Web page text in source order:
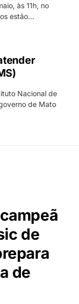
às 11h, no
estão…
Nacional de
de Mato
de
de